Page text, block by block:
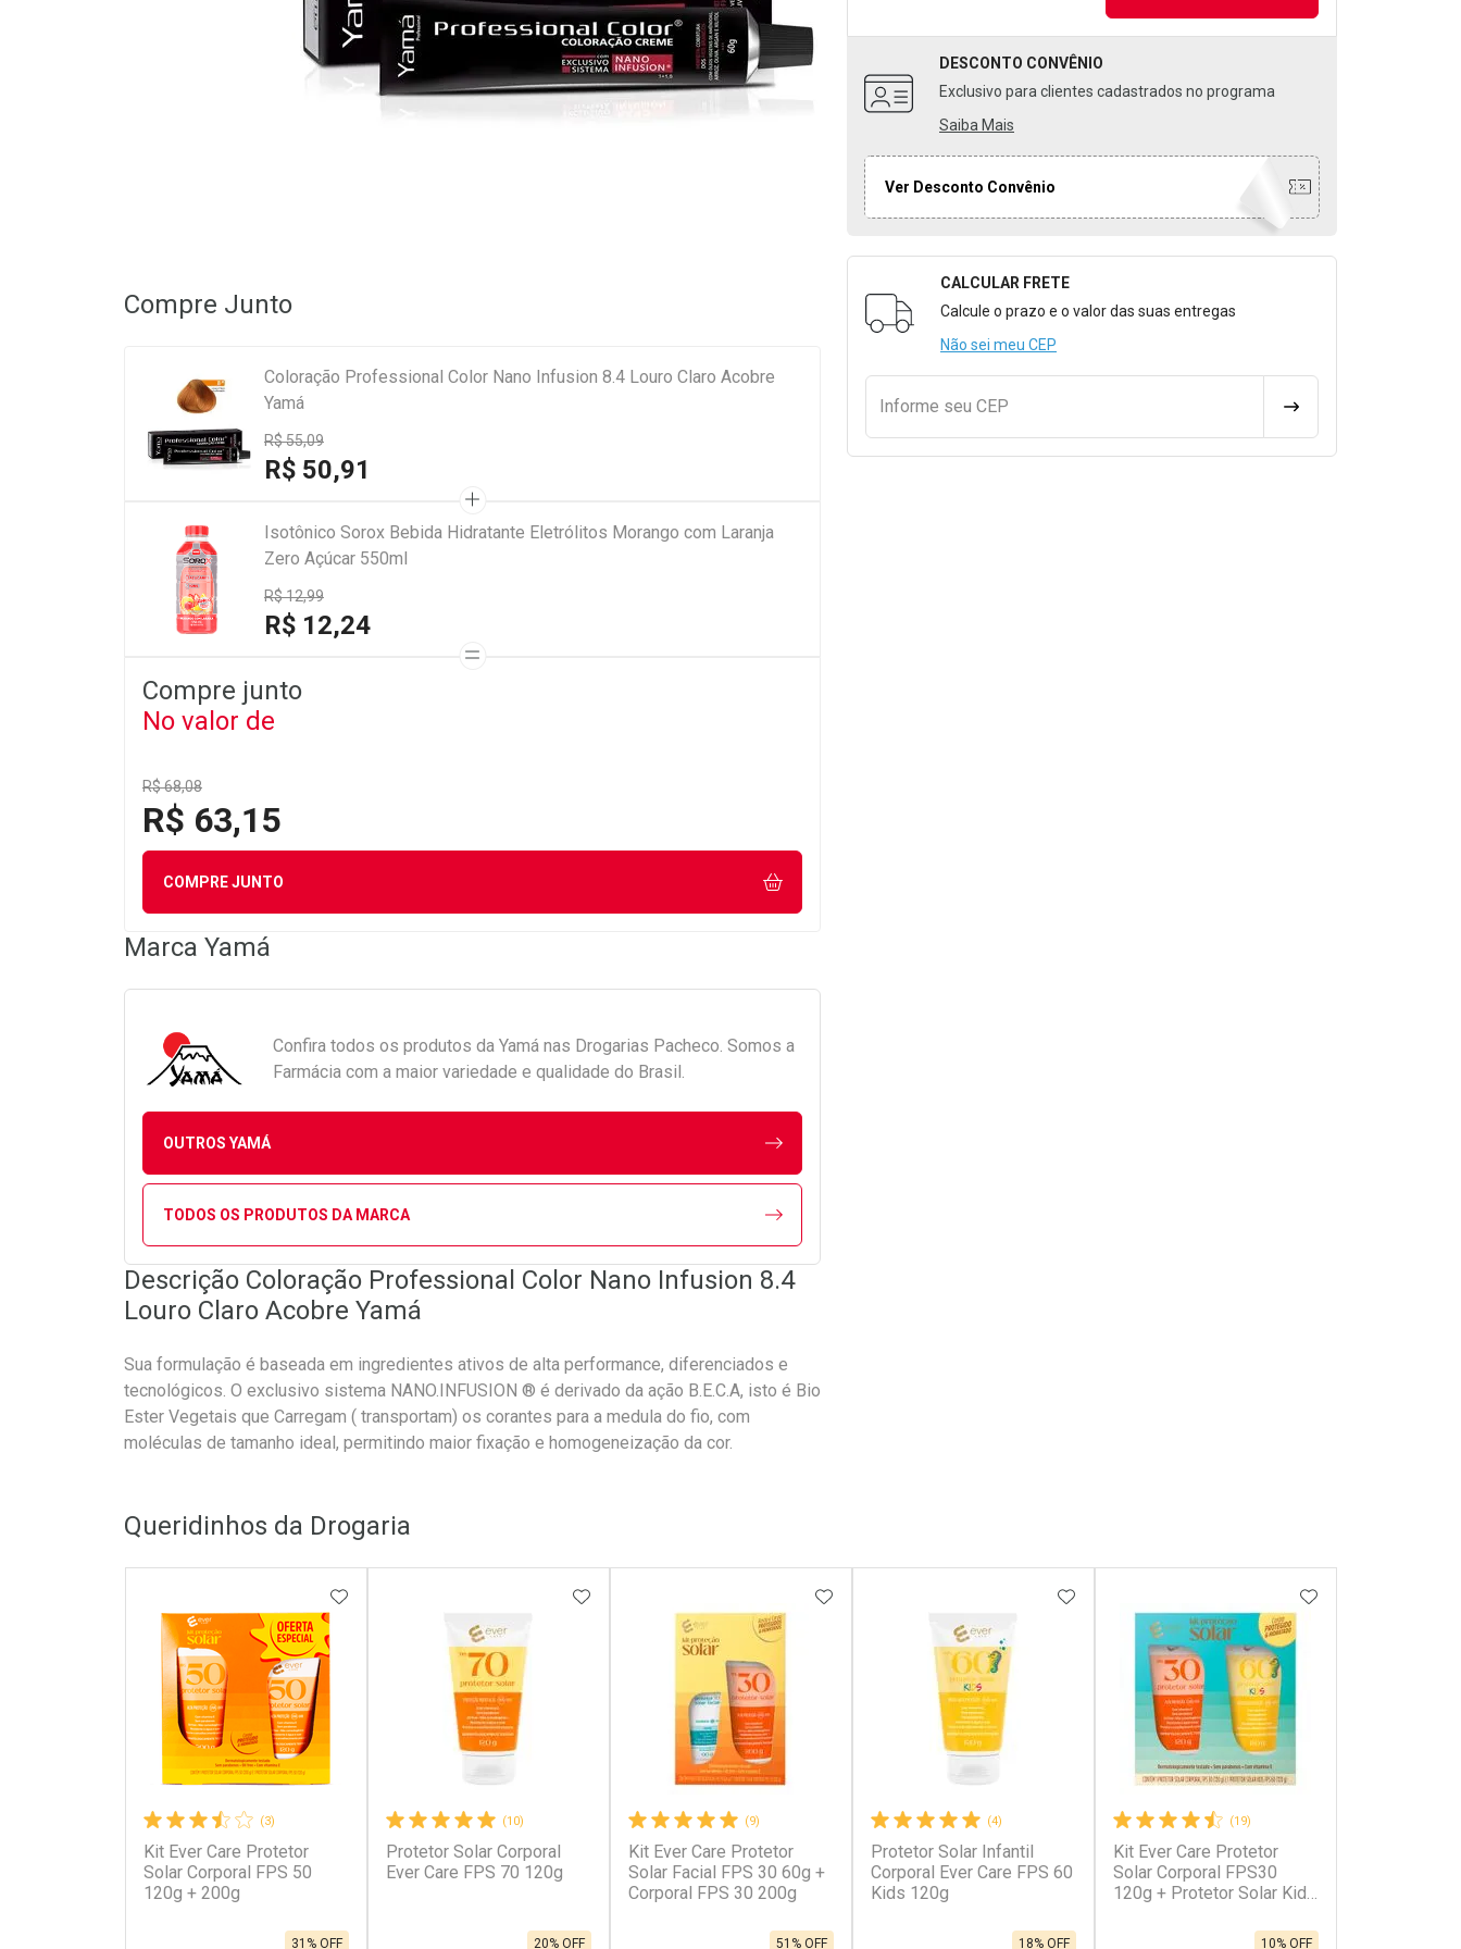
DESCONTO CONVÊNIO
Exclusivo para clientes cadastrados no programa
Saiba Mais
Ver Desconto Convênio
Formulário para Calcular o Frete
CALCULAR FRETE
Calcule o prazo e o valor das suas entregas
Não sei meu CEP
Informe seu CEP CALCULAR FRETE
Compre Junto
Coloração Professional Color Nano Infusion 8.4 Louro Claro Acobre
Yamá
R$ 55,09
R$ 50,91
Isotônico Sorox Bebida Hidratante Eletrólitos Morango com Laranja
Zero Açúcar 550ml
R$ 12,99
R$ 12,24
Compre junto
No valor de
R$ 68,08
R$ 63,15
COMPRE JUNTO
Marca Yamá
Confira todos os produtos da Yamá nas Drogarias Pacheco. Somos a
Farmácia com a maior variedade e qualidade do Brasil.
OUTROS YAMÁ
TODOS OS PRODUTOS DA MARCA
Descrição Coloração Professional Color Nano Infusion 8.4
Louro Claro Acobre Yamá
Sua formulação é baseada em ingredientes ativos de alta performance, diferenciados e
tecnológicos. O exclusivo sistema NANO.INFUSION ® é derivado da ação B.E.C.A, isto é Bio
Ester Vegetais que Carregam ( transportam) os corantes para a medula do fio, com
moléculas de tamanho ideal, permitindo maior fixação e homogeneização da cor.
Queridinhos da Drogaria
(3)
Kit Ever Care Protetor
Solar Corporal FPS 50
120g + 200g
31% OFF
ADICIONAR AOS FAVORITOS
(10)
Protetor Solar Corporal
Ever Care FPS 70 120g
20% OFF
ADICIONAR AOS FAVORITOS
(9)
Kit Ever Care Protetor
Solar Facial FPS 30 60g +
Corporal FPS 30 200g
51% OFF
ADICIONAR AOS FAVORITOS
(4)
Protetor Solar Infantil
Corporal Ever Care FPS 60
Kids 120g
18% OFF
ADICIONAR AOS FAVORITOS
(19)
Kit Ever Care Protetor
Solar Corporal FPS30
120g + Protetor Solar Kids
10% OFF
ADICIONAR AOS